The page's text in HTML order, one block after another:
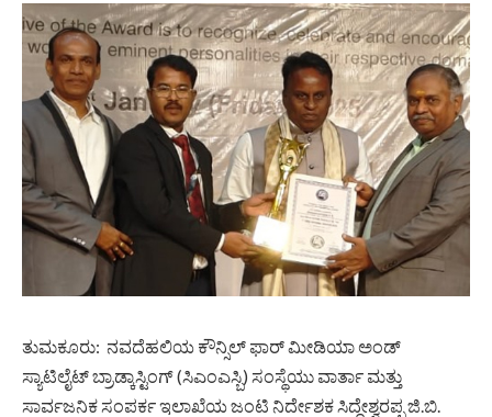
ತುಮಕೂರು: ನವದೆಹಲಿಯ ಕೌನ್ಸಿಲ್ ಫಾರ್ ಮೀಡಿಯಾ ಅಂಡ್
ಸ್ಯಾಟಿಲೈಟ್ ಬ್ರಾಡ್ಕಾಸ್ಟಿಂಗ್ (ಸಿಎಂಎಸ್ಬಿ) ಸಂಸ್ಥೆಯು ವಾರ್ತಾ ಮತ್ತು
ಸಾರ್ವಜನಿಕ ಸಂಪರ್ಕ ಇಲಾಖೆಯ ಜಂಟಿ ನಿರ್ದೇಶಕ ಸಿದ್ದೇಶ್ವರಪ್ಪ ಜಿ.ಬಿ.